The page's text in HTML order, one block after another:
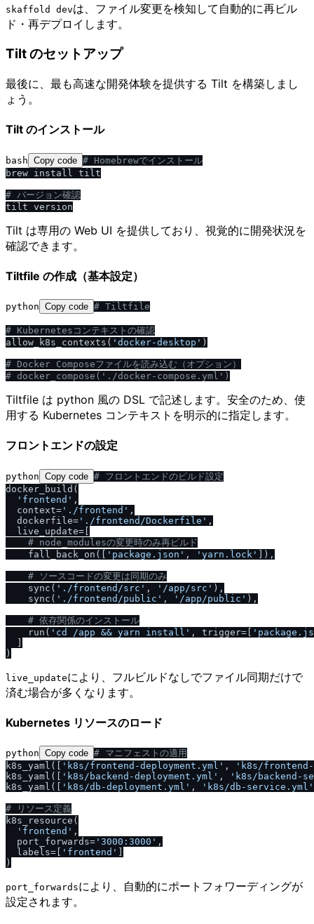
skaffold devは、ファイル変更を検知して自動的に再ビル
ド・再デプロイします。
Tilt のセットアップ
最後に、最も高速な開発体験を提供する Tilt を構築しまし
ょう。
Tilt のインストール
bash Copy code # Homebrewでインストール
brew install tilt
# バージョン確認
Tilt は専用の Web UI を提供しており、視覚的に開発状況を
確認できます。
Tiltfile の作成（基本設定）
python Copy code # Tiltfile
# Kubernetesコンテキストの確認
allow_k8s_contexts( 'docker-desktop' )
# Docker Composeファイルを読み込む（オプション）
# docker_compose('. /docker-compose.yml')
Tiltfile は python 風の DSL で記述します。安全のため、使
用する Kubernetes コンテキストを明示的に指定します。
フロントエンドの設定
python Copy code # フロントエンドのビルド設定
docker_build(
'frontend' ,
  context=
'. /frontend' ,
  dockerfile=
'. /frontend /Dockerfile' ,
  live_update=[
# node_modulesの変更時のみ再ビルド
    fall_back_on([
'package.json' , 'yarn.lock' ]),
# ソースコードの変更は同期のみ
    sync(
'. /frontend /src' , ' /app /src' ),
    sync(
'. /frontend /public' , ' /app /public' ),
# 依存関係のインストール
    run(
'cd /app && yarn install' , trigger=[
  ]
live_updateにより、フルビルドなしでファイル同期だけで
済む場合が多くなります。
Kubernetes リソースのロード
python Copy code # マニフェストの適用
k8s_yaml([
'k8s/frontend-deployment.yml' , 'k8s/
k8s_yaml([
'k8s/ backend-deployment.yml' , 'k8s/ backend-
k8s_yaml([
'k8s/db-deployment.yml' , 'k8s/db-service.yml'
# リソース定義
k8s_resource(
'frontend' ,
  port_forwards=
'3000:3000' ,
  labels=[
'frontend'
port_forwardsにより、自動的にポートフォワーディングが
設定されます。